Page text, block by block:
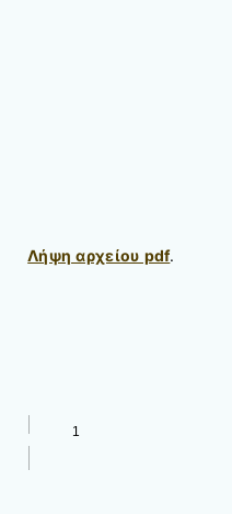
Λήψη αρχείου pdf.